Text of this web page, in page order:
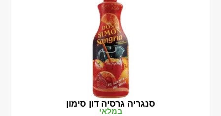
סנגריה גרסיה דון סימון
במלאי